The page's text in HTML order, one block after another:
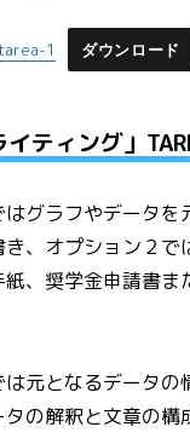
1 ダウンロード
イティング」
はグラフやデータ
き、オプション２
、奨学金申請書
は元となるデータ
タの解釈と文章の